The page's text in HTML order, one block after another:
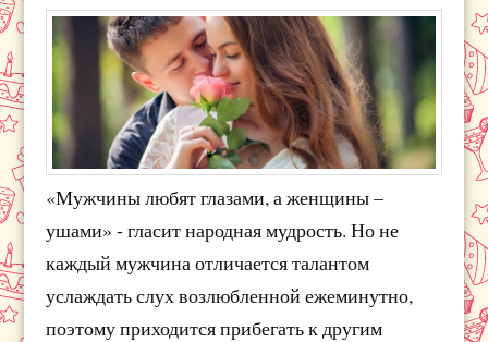
«Мужчины любят глазами, а женщины –
ушами» - гласит народная мудрость. Но не
каждый мужчина отличается талантом
услаждать слух возлюбленной ежеминутно,
поэтому приходится прибегать к другим